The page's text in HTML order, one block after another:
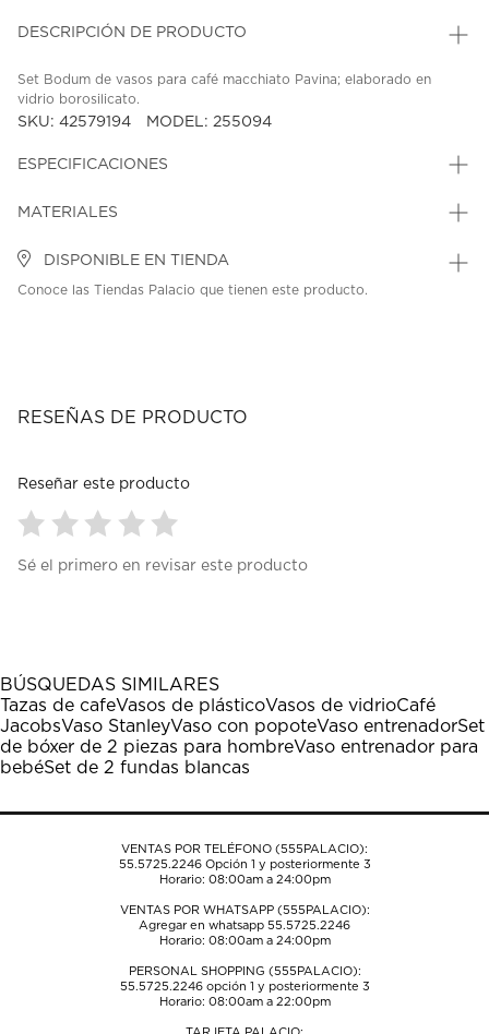
DESCRIPCIÓN DE PRODUCTO
Set Bodum de vasos para café macchiato Pavina; elaborado en
vidrio borosilicato.
SKU: 42579194 MODEL: 255094
ESPECIFICACIONES
MATERIALES
DISPONIBLE EN TIENDA
Conoce las Tiendas Palacio que tienen este producto.
RESEÑAS DE PRODUCTO
Reseñar este producto
para
1
estrella
Esta
acción
abrirá
el
de
para
estrellas.
Esta
acción
abrirá
el
de
para
estrellas.
Esta
acción
abrirá
el
de
para
estrellas.
Esta
acción
abrirá
el
de
para
estrellas.
Esta
acción
abrirá
el
de
Sé el primero en revisar este producto
BÚSQUEDAS SIMILARES
Tazas de cafeVasos de plásticoVasos de vidrioCafé
JacobsVaso StanleyVaso con popoteVaso entrenadorSet
de bóxer de 2 piezas para hombreVaso entrenador para
bebéSet de 2 fundas blancas
VENTAS POR TELÉFONO (555PALACIO):
55.5725.2246Opción 1 y posteriormente 3
Horario: 08:00am a 24:00pm
VENTAS POR WHATSAPP (555PALACIO):
Agregar en whatsapp 55.5725.2246
Horario: 08:00am a 24:00pm
PERSONAL SHOPPING (555PALACIO):
55.5725.2246opción 1 y posteriormente 3
Horario: 08:00am a 22:00pm